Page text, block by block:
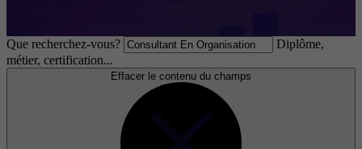
Que recherchez-vous?
Diplôme,
métier, certification...
Effacer le contenu du champs